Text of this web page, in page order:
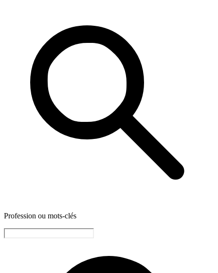
Profession ou mots-clés